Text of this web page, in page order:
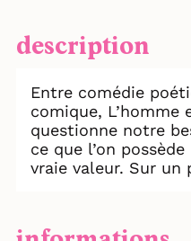
description
Entre comédie
comique, L’homme
questionne notre
ce que l’on
vraie valeur. Sur un
Cette rencontre